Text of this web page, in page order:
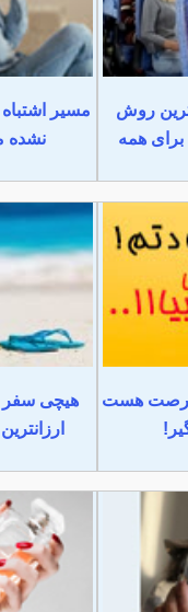
ترین روش
برای همه
مسیر اشتباه
نشده
فرصت هست
هیچی سفر